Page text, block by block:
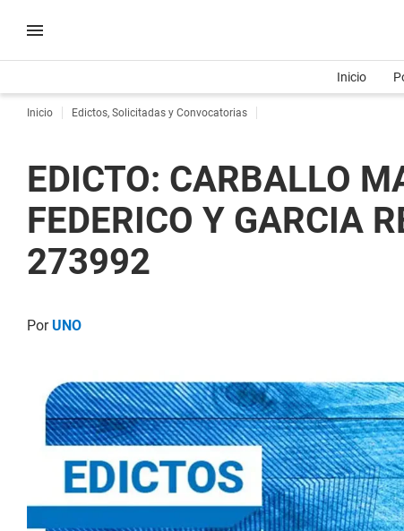
Inicio
Inicio Edictos, Solicitadas y Convocatorias
EDICTO: CARBALLO
FEDERICO Y GARCIA
273992
PorUNO